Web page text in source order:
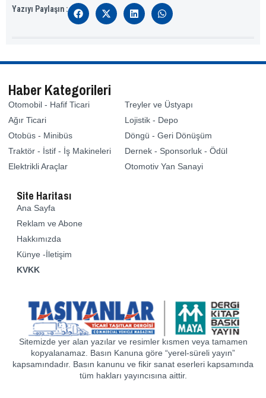
Yazıyı Paylaşın :
Haber Kategorileri
Otomobil - Hafif Ticari
Ağır Ticari
Otobüs - Minibüs
Traktör - İstif - İş Makineleri
Elektrikli Araçlar
Treyler ve Üstyapı
Lojistik - Depo
Döngü - Geri Dönüşüm
Dernek - Sponsorluk - Ödül
Otomotiv Yan Sanayi
Site Haritası
Ana Sayfa
Reklam ve Abone
Hakkımızda
Künye -İletişim
KVKK
Sitemizde yer alan yazılar ve resimler kısmen veya tamamen
kopyalanamaz. Basın Kanuna göre “yerel-süreli yayın”
kapsamındadır. Basın kanunu ve fikir sanat eserleri kapsamında
tüm hakları yayıncısına aittir.